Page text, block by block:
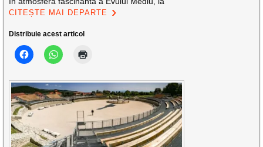
CITEȘTE MAI DEPARTE
Distribuie acest articol